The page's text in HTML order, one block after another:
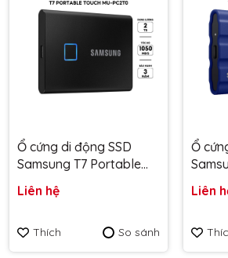
Ổ cứng di động SSD
Samsung T7 Portable
MU-PC2T0K/WW - Bảo
Liên hệ
Thích So sánh
Ổ
Xanh
Liên